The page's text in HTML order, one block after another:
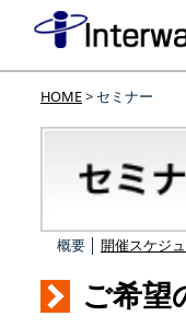
HOME> セミナー
概要 │ 開催スケジ
ご希望